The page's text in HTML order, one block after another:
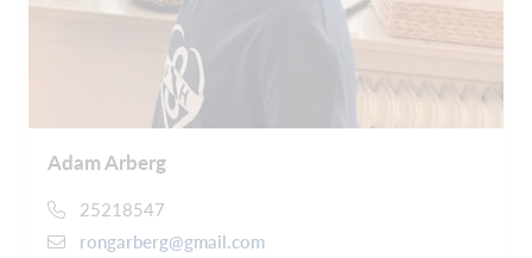
Adam Arberg
25218547
rongarberg@gmail.com